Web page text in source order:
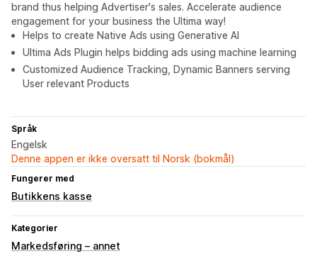
brand thus helping Advertiser's sales. Accelerate audience
engagement for your business the Ultima way!
Helps to create Native Ads using Generative AI
Ultima Ads Plugin helps bidding ads using machine learning
Customized Audience Tracking, Dynamic Banners serving
User relevant Products
Språk
Engelsk
Denne appen er ikke oversatt til Norsk (bokmål)
Fungerer med
Butikkens kasse
Kategorier
Markedsføring – annet